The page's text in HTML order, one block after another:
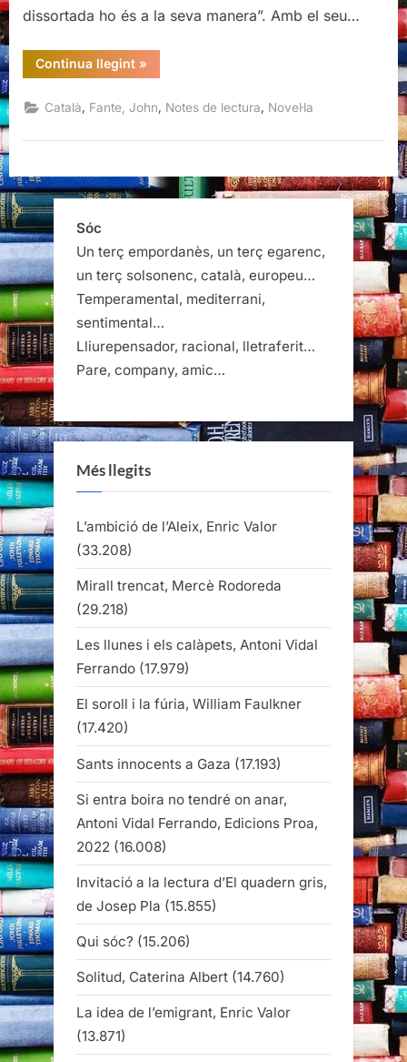
dissortada ho és a la seva manera”. Amb el seu…
Continua llegint“A
l’oest
Roma,
John
»
Català Fante, John Notes de lectura Novel·la
Sóc
Un terç empordanès, un terç egarenc,
un terç solsonenc, català, europeu…
Temperamental, mediterrani,
sentimental…
Lliurepensador, racional, lletraferit…
Pare, company, amic…
Més llegits
L’ambició de l’Aleix, Enric Valor
(33.208)
Mirall trencat, Mercè Rodoreda
(29.218)
Les llunes i els calàpets, Antoni Vidal
Ferrando (17.979)
El soroll i la fúria, William Faulkner
(17.420)
Sants innocents a Gaza (17.193)
Si entra boira no tendré on anar,
Antoni Vidal Ferrando, Edicions Proa,
2022 (16.008)
Invitació a la lectura d’El quadern gris,
de Josep Pla (15.855)
Qui sóc? (15.206)
Solitud, Caterina Albert (14.760)
La idea de l’emigrant, Enric Valor
(13.871)